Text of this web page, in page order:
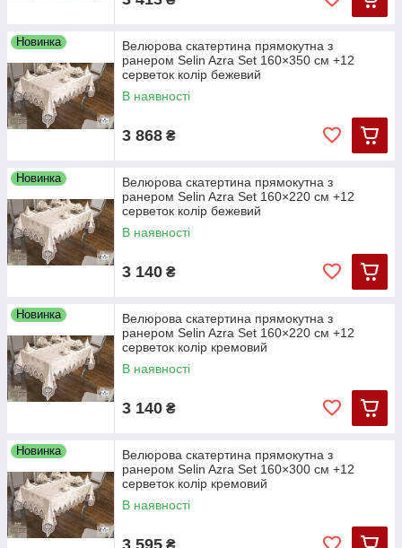
Новинка
Велюрова скатертина прямокутна з
ранером Selin Azra Set 160×350 см +12
серветок колір бежевий
В наявності
3 868 ₴
Новинка
Велюрова скатертина прямокутна з
ранером Selin Azra Set 160×220 см +12
серветок колір бежевий
В наявності
3 140 ₴
Новинка
Велюрова скатертина прямокутна з
ранером Selin Azra Set 160×220 см +12
серветок колір кремовий
В наявності
3 140 ₴
Новинка
Велюрова скатертина прямокутна з
ранером Selin Azra Set 160×300 см +12
серветок колір кремовий
В наявності
3 595 ₴